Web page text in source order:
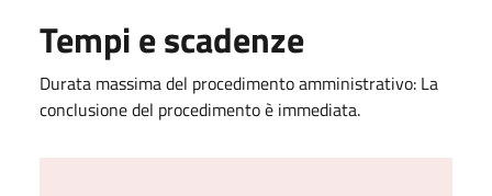
Tempi e scadenze
Durata massima del procedimento amministrativo: La
conclusione del procedimento è immediata.